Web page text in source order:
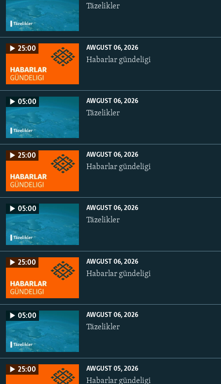
Täzelikler
25:00 AWGUST 06, 2026
Habarlar gündeligi
05:00 AWGUST 06, 2026
Täzelikler
25:00 AWGUST 06, 2026
Habarlar gündeligi
05:00 AWGUST 06, 2026
Täzelikler
25:00 AWGUST 06, 2026
Habarlar gündeligi
05:00 AWGUST 06, 2026
Täzelikler
25:00 AWGUST 05, 2026
Habarlar gündeligi